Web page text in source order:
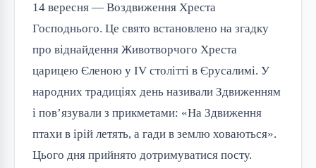
14 вересня — Воздвиження Хреста
Господнього. Це свято встановлено на згадку
про віднайдення Животворчого Хреста
царицею Єленою у IV столітті в Єрусалимі. У
народних традиціях день називали Здвиженням
і пов’язували з прикметами: «На Здвиження
птахи в ірій летять, а гади в землю ховаються».
Цього дня прийнято дотримуватися посту.